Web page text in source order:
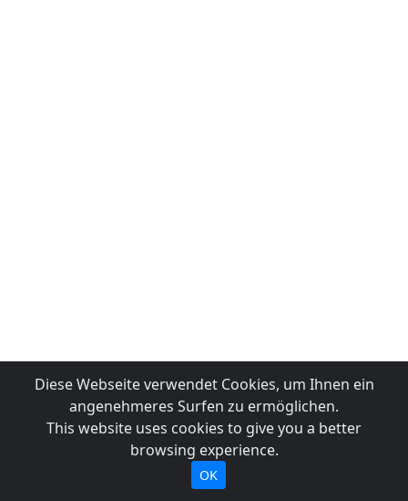
Diese Webseite verwendet Cookies, um Ihnen ein
angenehmeres Surfen zu ermöglichen.
This website uses cookies to give you a better
browsing experience.
OK